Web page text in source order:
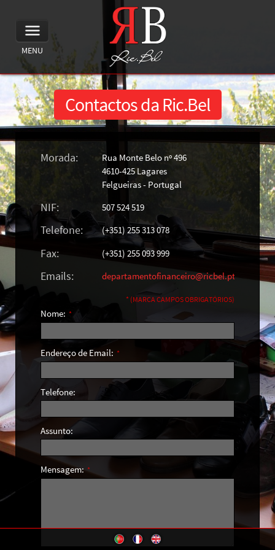
MENU
Contactos da Ric.Bel
Morada:
Rua Monte Belo nº 496
4610-425 Lagares
Felgueiras - Portugal
NIF: 507 524 519
Telefone: (+351) 255 313 078
Fax: (+351) 255 093 999
Emails: departamentofinanceiro@ricbel.pt
* (MARCA CAMPOS OBRIGATÓRIOS)
Nome: *
Endereço de Email: *
Telefone:
Assunto:
Mensagem:*